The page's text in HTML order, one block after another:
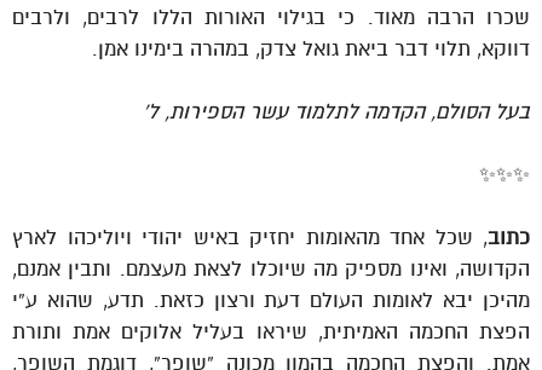
שכרו הרבה מאוד. כי בגילוי האורות הללו לרבים, ולרבים
דווקא, תלוי דבר ביאת גואל צדק, במהרה בימינו אמן.
בעל הסולם, הקדמה לתלמוד עשר הספירות, ל’
✨✨✨
כתוב, שכל אחד מהאומות יחזיק באיש יהודי ויוליכהו לארץ
הקדושה, ואינו מספיק מה שיוכלו לצאת מעצמם. ותבין אמנם,
מהיכן יבא לאומות העולם דעת ורצון כזאת. תדע, שהוא ע”י
הפצת החכמה האמיתית, שיראו בעליל אלוקים אמת ותורת
אמת. והפצת החכמה בהמון מכונה “שופר”, דוגמת השופר,